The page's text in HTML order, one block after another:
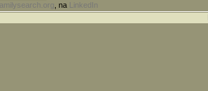
, na LinkedIn